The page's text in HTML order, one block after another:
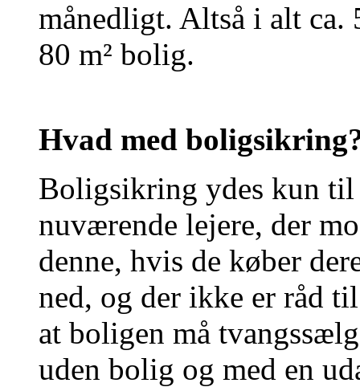
månedligt. Altså i alt ca.
80 m² bolig.
Hvad med
Boligsikring ydes kun
nuværende lejere, der
denne, hvis de køber
ned, og der ikke er råd
at boligen må
uden bolig og med en